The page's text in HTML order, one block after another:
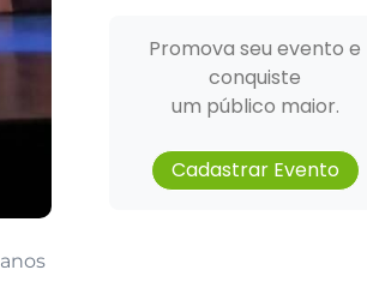
Promova seu evento e
conquiste
um público maior.
Cadastrar Evento